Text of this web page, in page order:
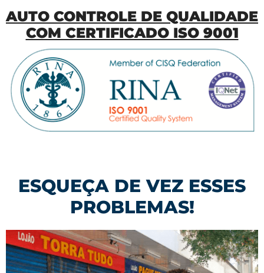
AUTO CONTROLE DE QUALIDADE
COM CERTIFICADO ISO 9001
ESQUEÇA DE VEZ ESSES
PROBLEMAS!